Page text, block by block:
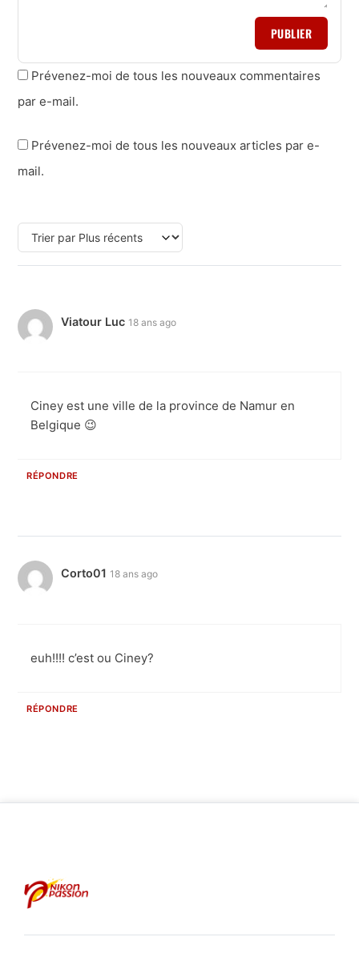
PUBLIER
Prévenez-moi de tous les nouveaux commentaires
par e-mail.
Prévenez-moi de tous les nouveaux articles par e-
mail.
Viatour Luc 18 ans ago
Ciney est une ville de la province de Namur en
Belgique 😉
RÉPONDRE
Corto01 18 ans ago
euh!!!! c’est ou Ciney?
RÉPONDRE